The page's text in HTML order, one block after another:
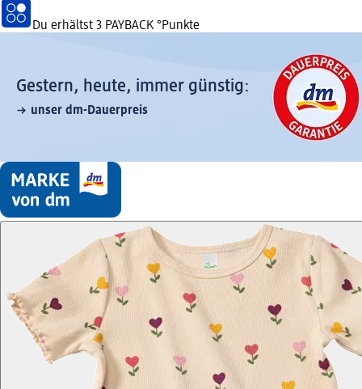
Du erhältst 3 PAYBACK °Punkte
Gestern, heute, immer günstig:
unser dm-Dauerpreis